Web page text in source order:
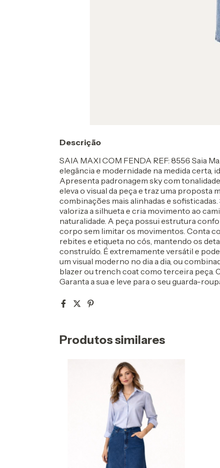
Descrição
SAIA MAXI COM FENDA REF: 8556 Saia
elegância e modernidade na medida certa,
Apresenta padronagem sky com
eleva o visual da peça e traz uma proposta
combinações mais alinhadas e
valoriza a silhueta e cria movimento ao
naturalidade. A peça possui estrutura
corpo sem limitar os movimentos. Conta
rebites e etiqueta no cós, mantendo os
construído. É extremamente versátil e
um visual moderno no dia a dia, ou
blazer ou trench coat como terceira peça.
Garanta a sua e leve para o seu guarda-
Produtos similares